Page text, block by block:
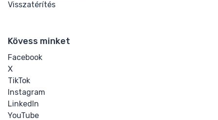
Visszatérítés
Kövess minket
Facebook
X
TikTok
Instagram
LinkedIn
YouTube